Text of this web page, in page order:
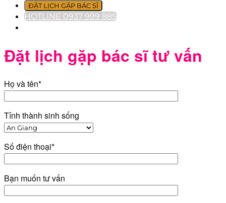
ĐẶT LỊCH GẶP BÁC SĨ
HOTLINE 0937 999 885
Đặt lịch gặp bác sĩ tư vấn
Họ và tên*
Tỉnh thành sinh sống
Số điện thoại*
Bạn muốn tư vấn